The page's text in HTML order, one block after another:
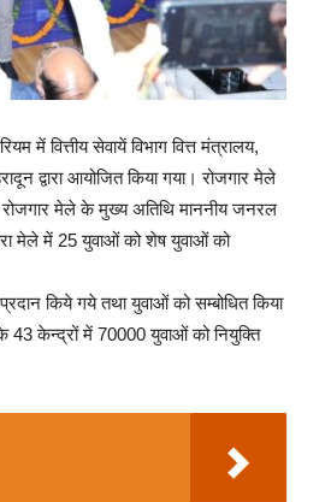
में वित्तीय सेवायें विभाग वित्त मंत्रालय,
द्वारा आयोजित किया गया। रोजगार मेले
रोजगार मेले के मुख्य अतिथि माननीय जनरल
मेले में 25 युवाओं को शेष युवाओं को
किये गये तथा युवाओं को सम्बोधित किया
43 केन्द्रों में 70000 युवाओं को नियुक्ति